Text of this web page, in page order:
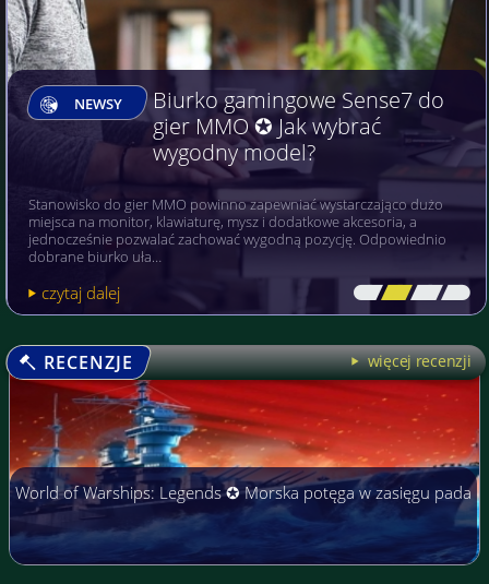
NEWSY
Biurko gamingowe Sense7 do
gier MMO ✪ Jak wybrać
wygodny model?
Stanowisko do gier MMO powinno zapewniać wystarczająco dużo
miejsca na monitor, klawiaturę, mysz i dodatkowe akcesoria, a
jednocześnie pozwalać zachować wygodną pozycję. Odpowiednio
dobrane biurko uła…
czytaj dalej [\ \\ \\ \]
RECENZJE więcej recenzji
World of Warships: Legends ✪ Morska potęga w zasięgu pada